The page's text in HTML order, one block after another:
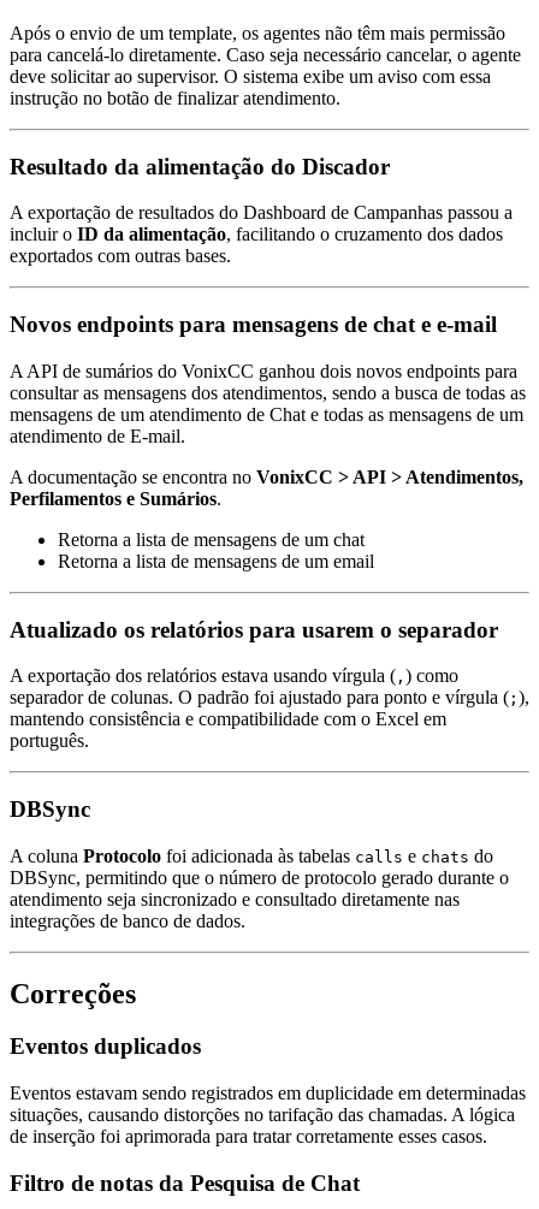
Após o envio de um template, os agentes não têm mais permissão
para cancelá-lo diretamente. Caso seja necessário cancelar, o agente
deve solicitar ao supervisor. O sistema exibe um aviso com essa
instrução no botão de finalizar atendimento.
Resultado da alimentação do Discador
A exportação de resultados do Dashboard de Campanhas passou a
incluir o ID da alimentação, facilitando o cruzamento dos dados
exportados com outras bases.
Novos endpoints para mensagens de chat e e-mail
A API de sumários do VonixCC ganhou dois novos endpoints para
consultar as mensagens dos atendimentos, sendo a busca de todas as
mensagens de um atendimento de Chat e todas as mensagens de um
atendimento de E-mail.
A documentação se encontra no VonixCC > API > Atendimentos,
Perfilamentos e Sumários.
Retorna a lista de mensagens de um chat
Retorna a lista de mensagens de um email
Atualizado os relatórios para usarem o separador
A exportação dos relatórios estava usando vírgula ( , ) como
separador de colunas. O padrão foi ajustado para ponto e vírgula ( ; ),
mantendo consistência e compatibilidade com o Excel em
português.
DBSync
A coluna Protocolo foi adicionada às tabelas calls e chats do
DBSync, permitindo que o número de protocolo gerado durante o
atendimento seja sincronizado e consultado diretamente nas
integrações de banco de dados.
Correções
Eventos duplicados
Eventos estavam sendo registrados em duplicidade em determinadas
situações, causando distorções no tarifação das chamadas. A lógica
de inserção foi aprimorada para tratar corretamente esses casos.
Filtro de notas da Pesquisa de Chat